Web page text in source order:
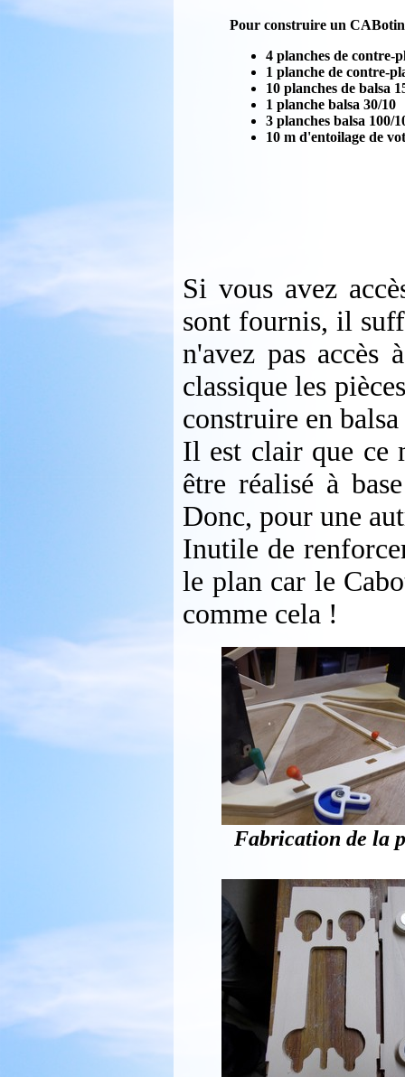
Pour construire un
4 planches de contre-
1 planche de contre-
10 planches de balsa
1 planche balsa 30/10
3 planches balsa 100/
10 m d'entoilage de
Si vous avez
sont fournis, il
n'avez pas accès
classique les
construire en
Il est clair que ce
être réalisé à
Donc, pour une
Inutile de
le plan car le
comme cela !
Fabrication de la